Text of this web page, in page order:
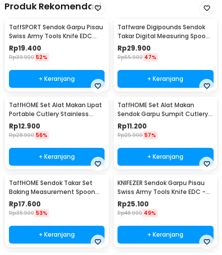
Produk Rekomendasi
TaffSPORT Sendok Garpu Pisau
Swiss Army Tools Knife EDC
6in1 - A007
Rp19.400
Rp39.900 52%
+ Keranjang
Taffware Digipounds Sendok
Takar Digital Measuring Spoon
500g 0.1g - HM10
Rp29.900
Rp55.900 47%
+ Keranjang
TaffHOME Set Alat Makan Lipat
Portable Cutlery Stainless
Steel 410 - AOTU
Rp12.900
Rp28.900 56%
+ Keranjang
TaffHOME Set Alat Makan
Sendok Garpu Sumpit Cutlery
with Pouch - CJ0091
Rp11.200
Rp25.900 57%
+ Keranjang
TaffHOME Sendok Takar Set
Baking Measurement Spoon
0.62-15ml 6 PCS - 16752
Rp17.600
Rp36.900 53%
+ Keranjang
KNIFEZER Sendok Garpu Pisau
Swiss Army Tools Knife EDC -
A010
Rp25.100
Rp48.900 49%
+ Keranjang